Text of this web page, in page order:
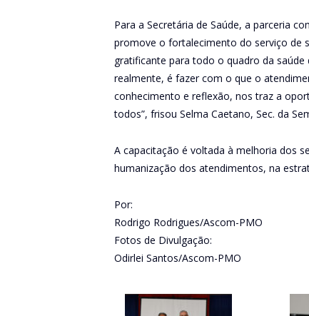
Para a Secretária de Saúde, a parceria
promove o fortalecimento do serviço de
gratificante para todo o quadro da
realmente, é fazer com o que o
conhecimento e reflexão, nos traz a
todos”, frisou Selma Caetano, Sec. da
A capacitação é voltada à melhoria dos
humanização dos atendimentos, na
Por:
Rodrigo Rodrigues/Ascom-PMO
Fotos de Divulgação:
Odirlei Santos/Ascom-PMO